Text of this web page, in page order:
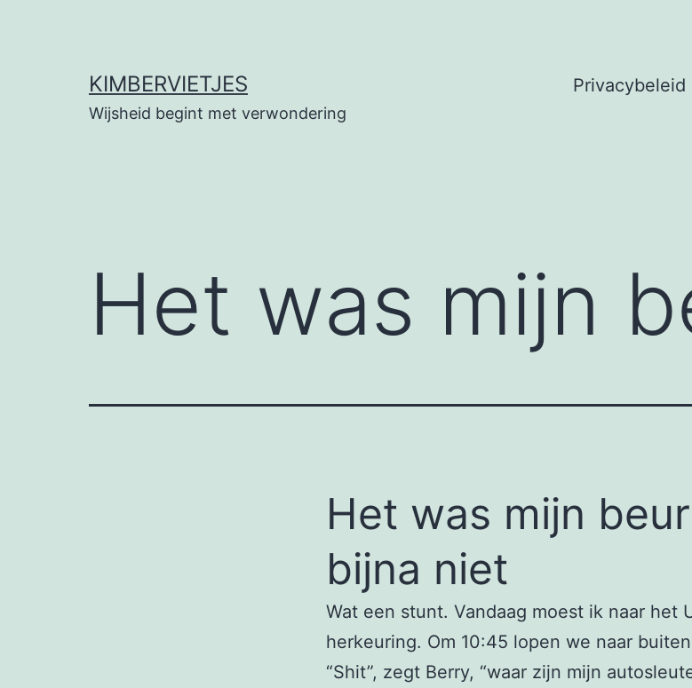
KIMBERVIETJES
Wijsheid begint met verwondering
Privacybeleid
Het was mijn
Het was mijn
bijna niet
Wat een stunt. Vandaag moest ik naar het
herkeuring. Om 10:45 lopen we naar
“Shit”, zegt Berry, “waar zijn mijn